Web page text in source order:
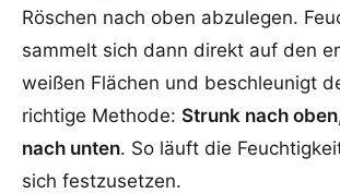
Röschen nach oben abzulegen.
sammelt sich dann direkt auf den
weißen Flächen und beschleunigt
richtige Methode: Strunk nach
nach unten. So läuft die
sich festzusetzen.